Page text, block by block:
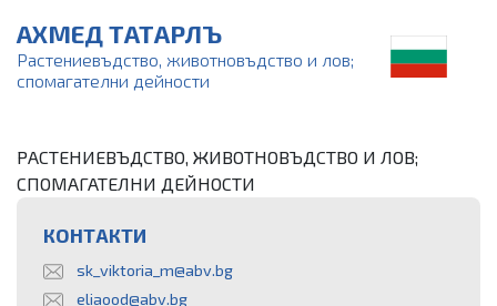
АХМЕД ТАТАРЛЪ
Растениевъдство, животновъдство и лов;
спомагателни дейности
РАСТЕНИЕВЪДСТВО, ЖИВОТНОВЪДСТВО И ЛОВ;
СПОМАГАТЕЛНИ ДЕЙНОСТИ
КОНТАКТИ
sk_viktoria_m@abv.bg
eliaood@abv.bg